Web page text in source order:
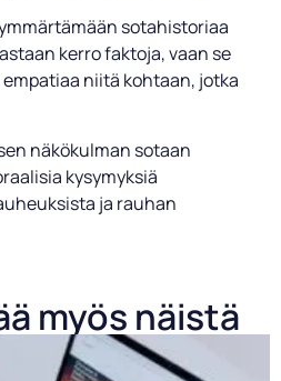
sotahistoriaa
kerro faktoja, vaan se
niitä kohtaan, jotka
näkökulman sotaan
kysymyksiä
ja rauhan
myös näistä